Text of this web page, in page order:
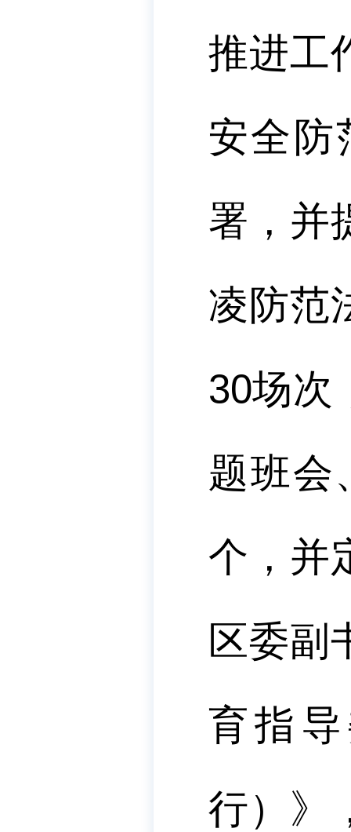
推进工
安全防
署，并
凌防范
30场次
题班会
个，并
区委副
育指
行）》